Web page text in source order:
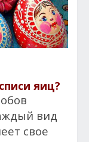
яиц?
вид
свое